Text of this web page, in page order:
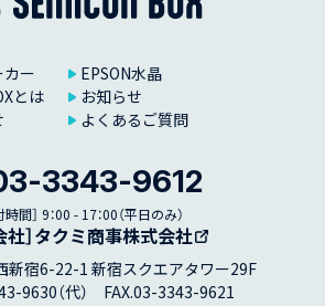
カー
EPSON水晶
とは
お知らせ
よくあるご質問
3343-9612
時間］ 9：00 - 17：00（平日のみ）
社］タクミ商事株式会社
新宿6-22-1 新宿スクエアタワー29F
9630（代） FAX.03-3343-9621